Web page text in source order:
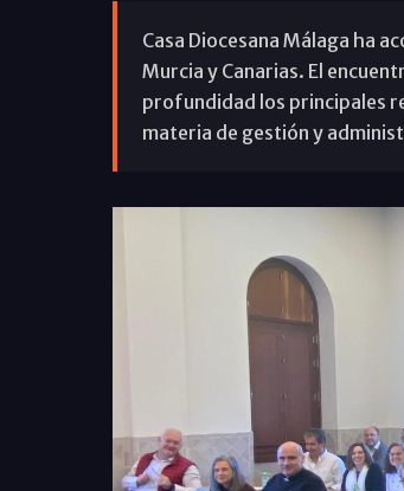
Casa Diocesana Málaga ha
Murcia y Canarias. El
profundidad los principales
materia de gestión y